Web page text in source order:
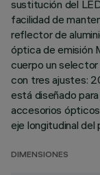
sustitución del
facilidad de
reflector de
óptica de emisión
cuerpo un
con tres ajustes:
está diseñado
accesorios
eje longitudinal del
DIMENSIONES